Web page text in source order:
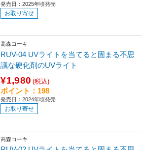
発売日：2025年頃発売
お取り寄せ
高森コーキ
RUV-04 UVライトを当てると固まる不思
議な硬化剤のUVライト
¥1,980 (税込)
ポイント：198
発売日：2024年頃発売
お取り寄せ
高森コーキ